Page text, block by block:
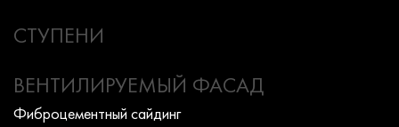
СТУПЕНИ
ВЕНТИЛИРУЕМЫЙ ФАСАД
Фиброцементный сайдинг